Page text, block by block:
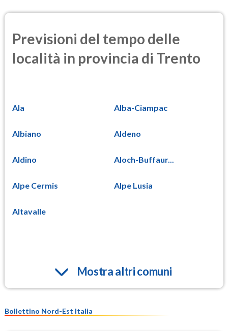
Previsioni del tempo delle
località in provincia di Trento
Ala Alba-Ciampac
Albiano Aldeno
Aldino Aloch-Buffaur...
Alpe Cermis Alpe Lusia
Altavalle
Mostra altri comuni
Bollettino Nord-Est Italia